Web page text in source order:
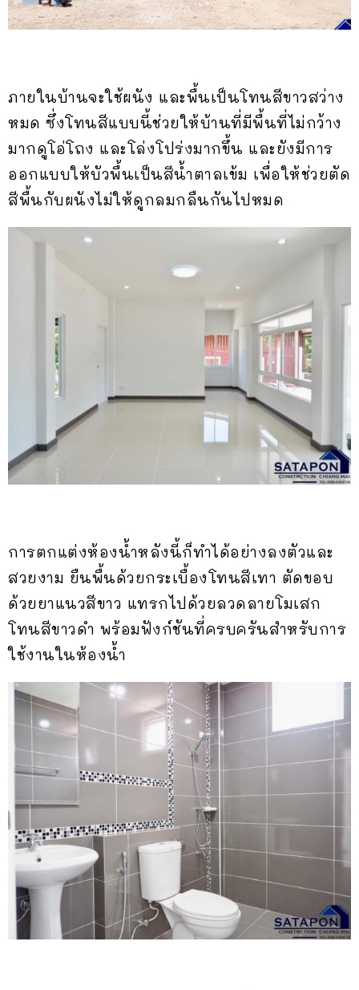
ภายในบ้านจะใช้ผนัง และพื้นเป็นโทนสีขาวสว่าง
หมด ซึ่งโทนสีแบบนี้ช่วยให้บ้านที่มีพื้นที่ไม่กว้าง
มากดูโอ่โถง และโล่งโปร่งมากขึ้น และยังมีการ
ออกแบบให้บัวพื้นเป็นสีน้ำตาลเข้ม เพื่อให้ช่วยตัด
สีพื้นกับผนังไม่ให้ดูกลมกลืนกันไปหมด
การตกแต่งห้องน้ำหลังนี้ก็ทำได้อย่างลงตัวและ
สวยงาม ยืนพื้นด้วยกระเบื้องโทนสีเทา ตัดขอบ
ด้วยยาแนวสีขาว แทรกไปด้วยลวดลายโมเสก
โทนสีขาวดำ พร้อมฟังก์ชันที่ครบครันสำหรับการ
ใช้งานในห้องน้ำ